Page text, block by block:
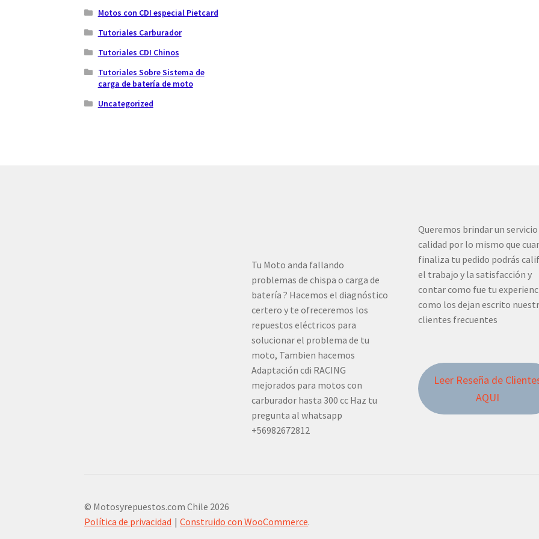
Motos con CDI especial Pietcard
Tutoriales Carburador
Tutoriales CDI Chinos
Tutoriales Sobre Sistema de
carga de batería de moto
Uncategorized
Tu Moto anda fallando
problemas de chispa o carga de
batería ? Hacemos el diagnóstico
certero y te ofreceremos los
repuestos eléctricos para
solucionar el problema de tu
moto, Tambien hacemos
Adaptación cdi RACING
mejorados para motos con
carburador hasta 300 cc Haz tu
pregunta al whatsapp
+56982672812
Queremos brindar un servicio
calidad por lo mismo que
finaliza tu pedido podrás
el trabajo y la satisfacción y
contar como fue tu
como los dejan escrito
clientes frecuentes
Leer Reseña de
AQUI
© Motosyrepuestos.com Chile 2026
Política de privacidad
Construido con WooCommerce.